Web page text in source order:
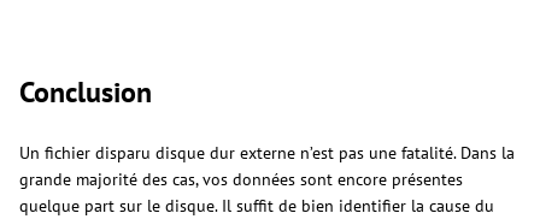
Conclusion
Un fichier disparu disque dur externe n’est pas une fatalité. Dans la
grande majorité des cas, vos données sont encore présentes
quelque part sur le disque. Il suffit de bien identifier la cause du